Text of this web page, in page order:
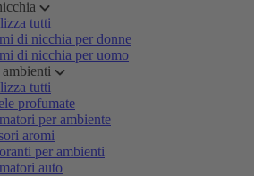
tutti
di nicchia per donne
di nicchia per uomo
tutti
profumate
per ambiente
aromi
per ambienti
auto